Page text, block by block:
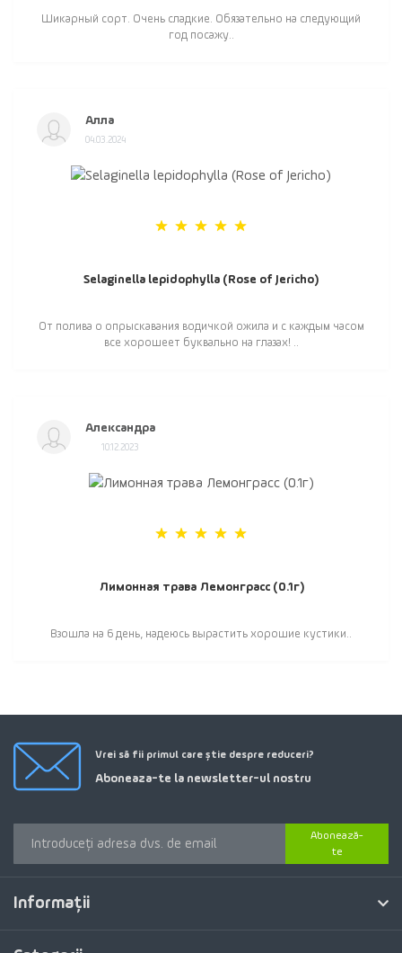
Шикарный сорт. Очень сладкие. Обязательно на следующий
год посажу..
Алла
04.03.2024
Selaginella lepidophylla (Rose of Jericho)
От полива о опрыскавания водичкой ожила и с каждым часом
все хорошеет буквально на глазах! ..
Александра
10.12.2023
Лимонная трава Лемонграсс (0.1г)
Взошла на 6 день, надеюсь вырастить хорошие кустики..
Vrei să fii primul care știe despre reduceri?
Aboneaza-te la newsletter-ul nostru
Abonează-
te
Informaţii